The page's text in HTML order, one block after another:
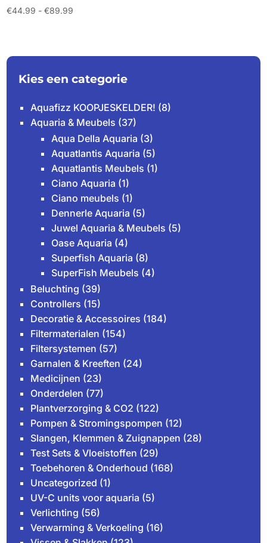
€44.99 - €89.99
Kies een categorie
Aquafizz KOOPJESKELDER! (8)
Aquaria & Meubels (37)
Aqua Della Aquaria (3)
Aquatlantis Aquaria (5)
Aquatlantis Meubels (1)
Ciano Aquaria (1)
Ciano meubels (1)
Dennerle Aquaria (5)
Juwel Aquaria & Meubels (5)
Oase Aquaria (4)
Superfish Aquaria (8)
SuperFish Meubels (4)
Beluchting (39)
Controllers (15)
Decoratie & Accessoires (184)
Filtermaterialen (154)
Filtersystemen (57)
Garnalen & Kreeften (24)
Medicijnen (23)
Onderdelen (77)
Plantverzorging & CO2 (122)
Pompen & Stromingspompen (12)
Slangen, Klemmen & Zuignappen (28)
Test Sets & Vloeistoffen (29)
Toebehoren & Onderhoud (168)
Uncategorized (1)
UV-C units voor aquaria (5)
Verlichting (56)
Verwarming & Verkoeling (16)